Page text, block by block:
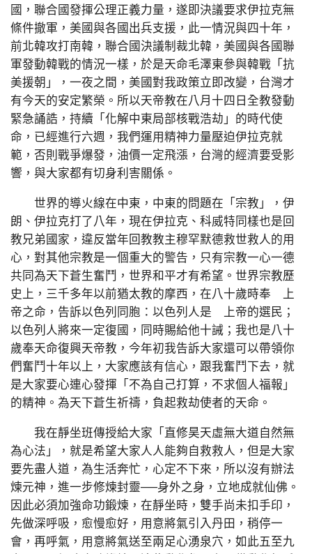
國，聯合國發揮公理正義力量，遂即決議要求伊拉克無
條件撤軍，美國與各國出兵支援，此一情況與四十年，
前北韓攻打南韓，聯合國決議制裁北韓，美國與各國聯
軍發動韓戰的情況一樣，於是天命毛澤東參與韓戰「抗
美援朝」，一夜之間，美國對我政策立即改變，台灣才
有今天的安定繁榮。所以天帝教在八月十四日全教發動
緊急誦誥，持續「化解中東局部核戰浩劫」的時代使
命，已經進行六週，我們運用精神力量壓迫伊拉克就
範，否則戰爭爆發，油價一定飛漲，台灣的經濟要受影
響，與大家都有切身利害關係。
世界的導火線在中東，中東的問題在「宗教」，伊
朗、伊拉克打了八年，現在伊拉克、科威特同樣也是回
教兄弟國家，違反當年回教教主穆罕默德救世救人的用
心，對其他宗教是一個重大的警告，只有宗教一心一德
共同為天下蒼生奮鬥，世界和平才有希望。世界宗教歷
史上，三千多年以前猶太教的摩西，在八十歲時奉 上
帝之命，告訴以色列同胞：以色列人是 上帝的選民；
以色列人將來一定復國，同時賜給他十誡；我也是八十
歲奉天命復興天帝教，今年初我告訴大家還可以帶領你
們奮鬥十年以上，大家應該有信心，跟我奮鬥下去，就
是大家要心連心發揮「不為自己打算，不求個人福報」
的精神。為天下蒼生祈禱，負起救劫使者的天命。
我在靜坐班傳授給大家「直修昊天虛無大道自然無
為心法」，就是希望大家人人能夠自救救人，但是大家
要先盡人道，為生活奔忙，心定不下來，所以沒有辦法
煉元神，進一步修煉封靈──身外之身，立地成就仙佛。
因此必須加強命功鍛煉，在靜坐時，雙手尚未扣手印，
先做深呼吸，愈慢愈好，用意將氣引入丹田，稍停一
會，再呼氣，用意將氣送至兩足心湧泉穴，如此五至九